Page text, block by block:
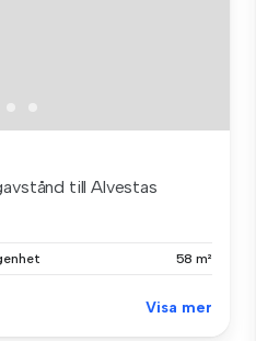
till Alvestas
58 m²
Visa mer